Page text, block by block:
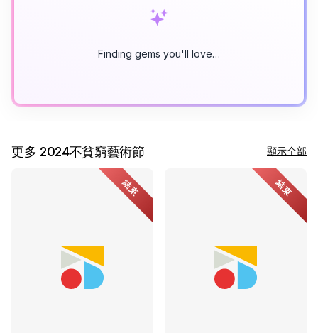
Finding gems you'll love…
更多 2024不貧窮藝術節 顯示全部
結束 結束